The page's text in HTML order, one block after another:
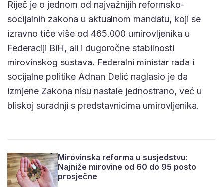
Riječ je o jednom od najvažnijih reformsko-
socijalnih zakona u aktualnom mandatu, koji se
izravno tiče više od 465.000 umirovljenika u
Federaciji BiH, ali i dugoročne stabilnosti
mirovinskog sustava. Federalni ministar rada i
socijalne politike Adnan Delić naglasio je da
izmjene Zakona nisu nastale jednostrano, već u
bliskoj suradnji s predstavnicima umirovljenika.
Mirovinska reforma u susjedstvu:
Najniže mirovine od 60 do 95 posto
prosječne